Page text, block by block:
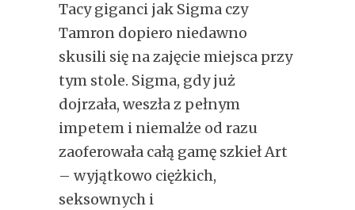
Tacy giganci jak Sigma czy
Tamron dopiero niedawno
skusili się na zajęcie miejsca przy
tym stole. Sigma, gdy już
dojrzała, weszła z pełnym
impetem i niemalże od razu
zaoferowała całą gamę szkieł Art
– wyjątkowo ciężkich,
seksownych i